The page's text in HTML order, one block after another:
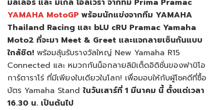
มิลเลอร์ และ มิเกล โอลิเวร่า จากทีม Prima Pramac
YAMAHA MotoGP พร้อมนักแข่งจากทีม YAMAHA
Thailand Racing และ bLU cRU Pramac Yamaha
Moto2 ที่จะมา Meet & Greet และแจกลายเซ็นกันแบบ
ใกล้ชิด! พร้อมลุ้นรับรางวัลใหญ่ New Yamaha R15
Connected และ หมวกกันน็อกลายลิมิเต็ดอิดิชั่นของฟาบิโอ
การ์ตาราโร่ ที่มีเพียงใบเดียวในโลก! เพื่อมอบให้กับผู้โชคดีที่ซื้อ
บัตร Yamaha Stand ในวันเสาร์ที่ 1 มีนาคม นี้ ตั้งแต่เวลา
16.30 น. เป็นต้นไป